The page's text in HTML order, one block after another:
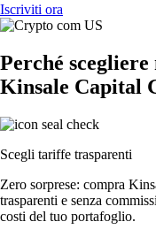
Iscriviti ora
Perché
Kinsale Capital
Scegli tariffe trasparenti
Zero sorprese: compra
trasparenti e senza
costi del tuo portafoglio.